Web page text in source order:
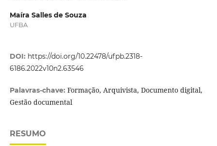
Maíra Salles de Souza
UFBA
DOI: https://doi.org/10.22478/ufpb.2318-
6186.2022v10n2.63546
Palavras-chave: Formação, Arquivista, Documento digital,
Gestão documental
RESUMO